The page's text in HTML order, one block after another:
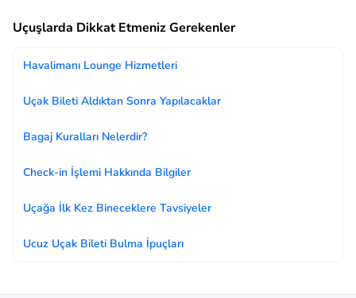
Uçuşlarda Dikkat Etmeniz Gerekenler
Havalimanı Lounge Hizmetleri
Uçak Bileti Aldıktan Sonra Yapılacaklar
Bagaj Kuralları Nelerdir?
Check-in İşlemi Hakkında Bilgiler
Uçağa İlk Kez Bineceklere Tavsiyeler
Ucuz Uçak Bileti Bulma İpuçları